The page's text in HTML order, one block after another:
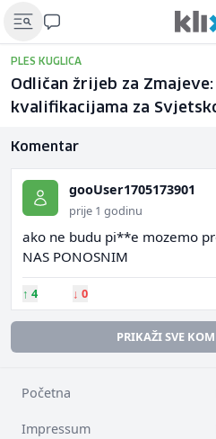
PLES KUGLICA
Odličan žrijeb za
kvalifikacijama za
Komentar
gooUser1705173901
prije 1 godinu
ako ne budu pi**e mozemo
NAS PONOSNIM
↑ 4 ↓ 0
PRIKAŽI SVE
Početna
Impressum